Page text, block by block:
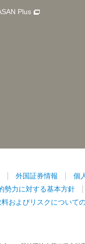
Plus
外国証券情報
個
勢力に対する基本方針
料およびリスクについて